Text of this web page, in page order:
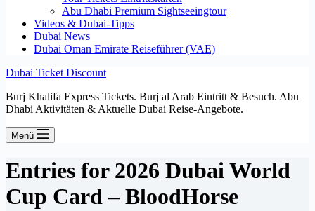
Abu Dhabi Premium Sightseeingtour
Videos & Dubai-Tipps
Dubai News
Dubai Oman Emirate Reiseführer (VAE)
Dubai Ticket Discount
Burj Khalifa Express Tickets. Burj al Arab Eintritt & Besuch. Abu
Dhabi Aktivitäten & Aktuelle Dubai Reise-Angebote.
Menü
Entries for 2026 Dubai World
Cup Card – BloodHorse